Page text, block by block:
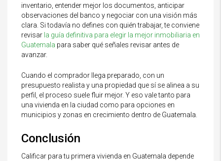
inventario, entender mejor los documentos, anticipar
observaciones del banco y negociar con una visión más
clara. Si todavía no defines con quién trabajar, te conviene
revisar la guía definitiva para elegir la mejor inmobiliaria en
Guatemala para saber qué señales revisar antes de
avanzar.
Cuando el comprador llega preparado, con un
presupuesto realista y una propiedad que sí se alinea a su
perfil, el proceso suele fluir mejor. Y eso vale tanto para
una vivienda en la ciudad como para opciones en
municipios y zonas en crecimiento dentro de Guatemala.
Conclusión
Calificar para tu primera vivienda en Guatemala depende